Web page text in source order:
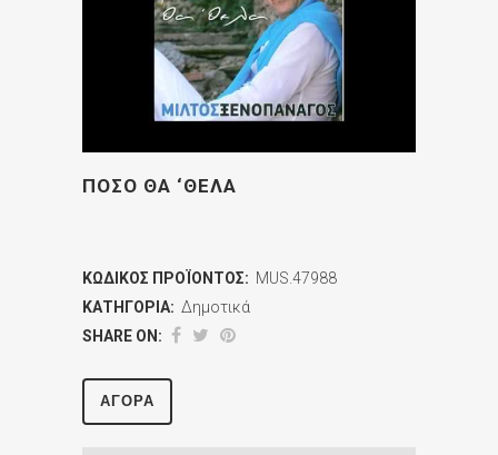
ΠΟΣΟ ΘΑ ‘ΘΕΛΑ
ΚΩΔΙΚΌΣ ΠΡΟΪΌΝΤΟΣ: MUS.47988
ΚΑΤΗΓΟΡΊΑ: Δημοτικά
SHARE ON:
ΑΓΟΡΆ